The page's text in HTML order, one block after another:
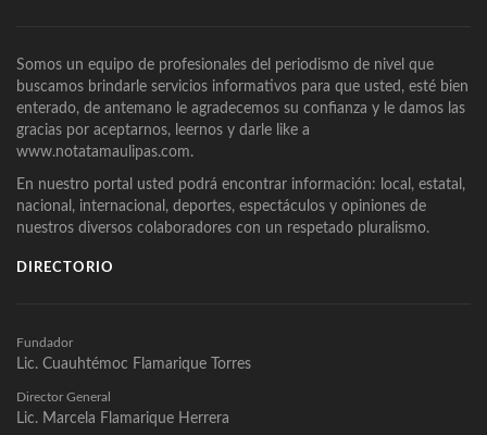
Somos un equipo de profesionales del periodismo de nivel que
buscamos brindarle servicios informativos para que usted, esté bien
enterado, de antemano le agradecemos su confianza y le damos las
gracias por aceptarnos, leernos y darle like a
www.notatamaulipas.com.
En nuestro portal usted podrá encontrar información: local, estatal,
nacional, internacional, deportes, espectáculos y opiniones de
nuestros diversos colaboradores con un respetado pluralismo.
DIRECTORIO
Fundador
Lic. Cuauhtémoc Flamarique Torres
Director General
Lic. Marcela Flamarique Herrera